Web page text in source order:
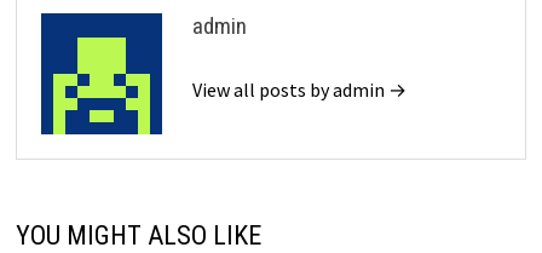
admin
View all posts by admin →
YOU MIGHT ALSO LIKE